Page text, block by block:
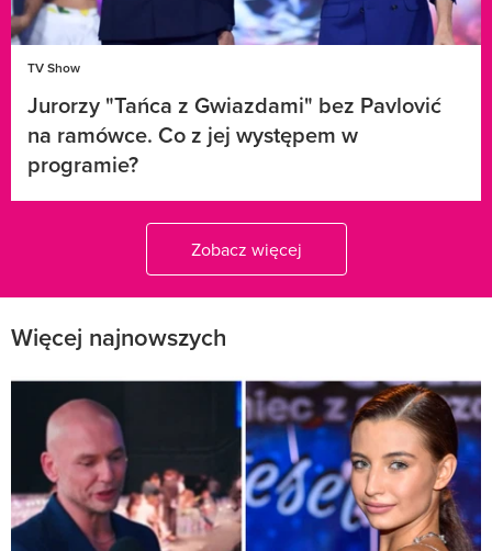
TV Show
Jurorzy "Tańca z Gwiazdami" bez Pavlović
na ramówce. Co z jej występem w
programie?
Zobacz więcej
Więcej najnowszych